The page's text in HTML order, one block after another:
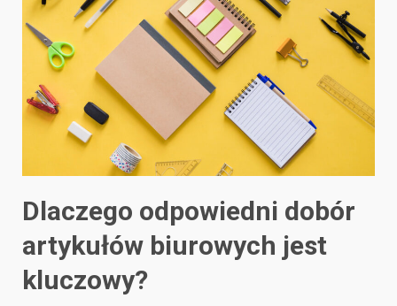
Dlaczego odpowiedni dobór
artykułów biurowych jest
kluczowy?